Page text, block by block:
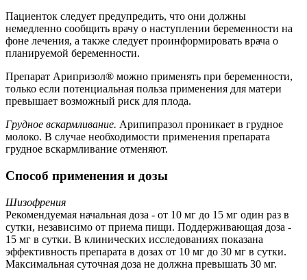
Пациенток следует предупредить, что они должны
немедленно сообщить врачу о наступлении беременности на
фоне лечения, а также следует проинформировать врача о
планируемой беременности.
Препарат Арипризол® можно применять при беременности,
только если потенциальная польза применения для матери
превышает возможный риск для плода.
Грудное вскармливание. Арипипразол проникает в грудное
молоко. В случае необходимости применения препарата
грудное вскармливание отменяют.
Способ применения и дозы
Шизофрения
Рекомендуемая начальная доза - от 10 мг до 15 мг один раз в
сутки, независимо от приема пищи. Поддерживающая доза -
15 мг в сутки. В клинических исследованиях показана
эффективность препарата в дозах от 10 мг до 30 мг в сутки.
Максимальная суточная доза не должна превышать 30 мг.